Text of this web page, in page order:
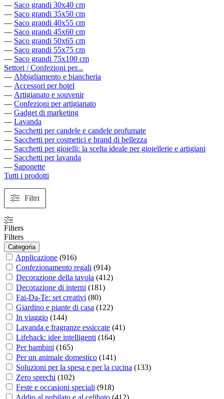
— Saco grandi 30x40 cm
— Saco grandi 35x50 cm
— Saco grandi 40x55 cm
— Saco grandi 45x60 cm
— Saco grandi 50x65 cm
— Saco grandi 55x75 cm
— Saco grandi 75x100 cm
Settori / Confezioni per...
— Abbigliamento e biancheria
— Accessori per hotel
— Artigianato e souvenir
— Confezioni per artigianato
— Gadget di marketing
— Lavanda
— Sacchetti per candele e candele profumate
— Sacchetti per cosmetici e brand di bellezza
— Sacchetti per gioielli: la scelta ideale per gioiellerie e artigiani
— Sacchetti per lavanda
— Saponette
Tutti i prodotti
Filtri
Filters
Filters
Categoria
Applicazione (916)
Confezionamento regali (914)
Decorazione della tavola (412)
Decorazione di interni (181)
Fai-Da-Te: set creativi (80)
Giardino e piante di casa (122)
In viaggio (144)
Lavanda e fragranze essiccate (41)
Lifehack: idee intelligenti (164)
Per bambini (165)
Per un animale domestico (141)
Soluzioni per la spesa e per la cucina (133)
Zero sprechi (102)
Feste e occasioni speciali (918)
Addio al nubilato e al celibato (412)